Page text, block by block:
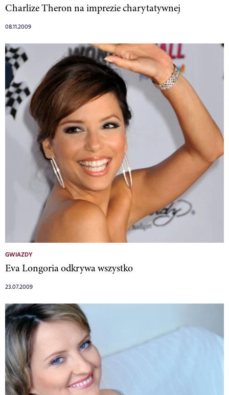
Charlize Theron na imprezie charytatywnej
08.11.2009
GWIAZDY
Eva Longoria odkrywa wszystko
23.07.2009